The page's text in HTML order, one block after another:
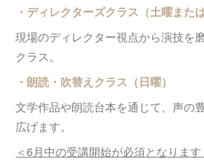
・ディレクターズクラス（土曜また
現場のディレクター視点から演技を
クラス。
・朗読・吹替えクラス（日曜）
文学作品や朗読台本を通じて、声の
広げます。
＜6月中の受講開始が必須となります